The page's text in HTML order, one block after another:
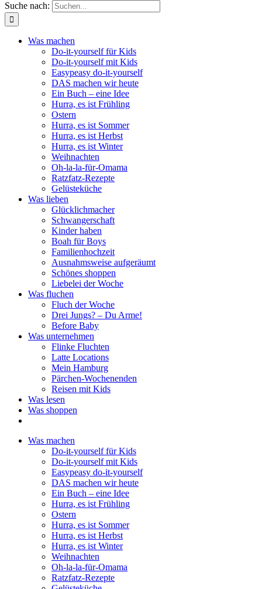
Suche nach:
Was machen
Do-it-yourself für Kids
Do-it-yourself mit Kids
Easypeasy do-it-yourself
DAS machen wir heute
Ein Buch – eine Idee
Hurra, es ist Frühling
Ostern
Hurra, es ist Sommer
Hurra, es ist Herbst
Hurra, es ist Winter
Weihnachten
Oh-la-la-für-Omama
Ratzfatz-Rezepte
Gelüsteküche
Was lieben
Glücklichmacher
Schwangerschaft
Kinder haben
Boah für Boys
Familienhochzeit
Ausnahmsweise aufgeräumt
Schönes shoppen
Liebelei der Woche
Was fluchen
Fluch der Woche
Drei Jungs? – Du Arme!
Before Baby
Was unternehmen
Flinke Fluchten
Latte Locations
Mein Hamburg
Pärchen-Wochenenden
Reisen mit Kids
Was lesen
Was shoppen
Was machen
Do-it-yourself für Kids
Do-it-yourself mit Kids
Easypeasy do-it-yourself
DAS machen wir heute
Ein Buch – eine Idee
Hurra, es ist Frühling
Ostern
Hurra, es ist Sommer
Hurra, es ist Herbst
Hurra, es ist Winter
Weihnachten
Oh-la-la-für-Omama
Ratzfatz-Rezepte